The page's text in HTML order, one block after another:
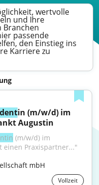
wertvolle
und Ihre
Branchen
passende
den Einstieg ins
Karriere zu
in (m/w/d) im
Augustin
(m/w/d) im
einen Praxispartner..."
mbH
Vollzeit